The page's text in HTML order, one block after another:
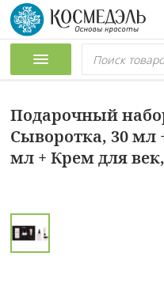
Подарочный
Сыворотка, 30 мл
мл + Крем для